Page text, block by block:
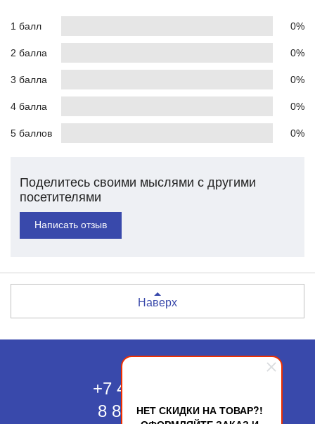
НЕТ СКИДКИ НА ТОВАР?!
1 балл 0%
2 балла 0%
3 балла 0%
4 балла 0%
5 баллов 0%
Поделитесь своими мыслями с другими
посетителями
Написать отзыв
Наверх
+7 495 118-43-83
8 800 511-52-66